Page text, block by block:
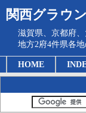
関西グラウ
滋賀県、京都府
地方2府4件県各
HOME